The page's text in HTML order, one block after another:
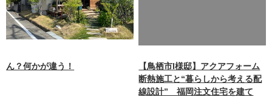
ん？何かが違う！
content/themes/nagasaki/f
unctions.php on line
【鳥栖市I様邸】アクアフォーム
断熱施工と“暮らしから考える配
線設計” 福岡注文住宅を建て